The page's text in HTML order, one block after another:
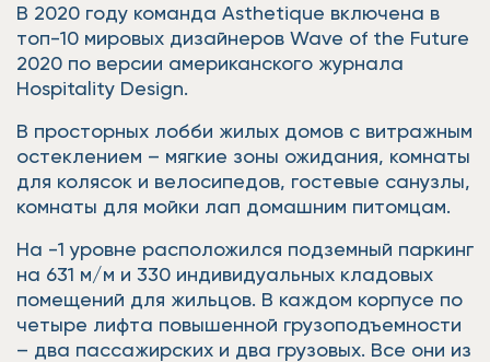
В 2020 году команда Asthetique включена в
топ-10 мировых дизайнеров Wave of the Future
2020 по версии американского журнала
Hospitality Design.
В просторных лобби жилых домов с витражным
остеклением – мягкие зоны ожидания, комнаты
для колясок и велосипедов, гостевые санузлы,
комнаты для мойки лап домашним питомцам.
На -1 уровне расположился подземный паркинг
на 631 м/м и 330 индивидуальных кладовых
помещений для жильцов. В каждом корпусе по
четыре лифта повышенной грузоподъемности
– два пассажирских и два грузовых. Все они из